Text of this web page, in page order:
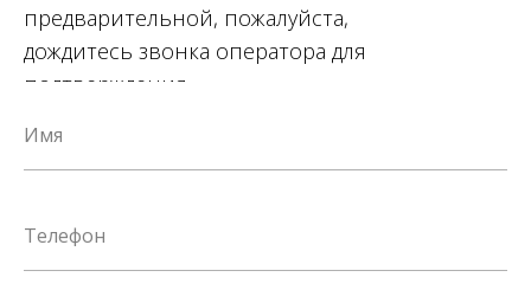
предварительной, пожалуйста,
дождитесь звонка оператора для
подтверждения.
Имя
Телефон